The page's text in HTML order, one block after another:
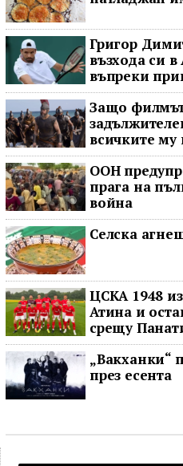
Григор
възхода си в
въпреки
Защо
всичките му
ООН
прага на
война
Селска
ЦСКА 1948
Атина и
срещу
„Вакханки“
през есента